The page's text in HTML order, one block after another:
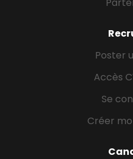
Poster
Accès
Se
Créer